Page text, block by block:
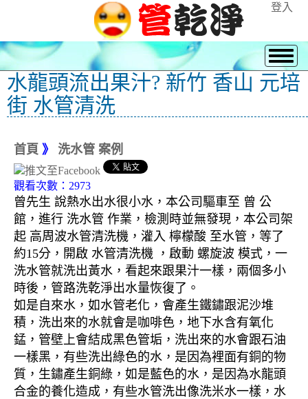
登入
水龍頭流出果汁? 新竹 香山 元培
街 水管清洗
首頁 》 洗水管 案例
觀看次數：2973
曾先生 說熱水出水很小水，本公司驅車至 曾 公
館，進行 洗水管 作業，檢測時並無發現，本公司架
起 高周波水管清洗機，灌入 檸檬酸 至水管，等了
約15分，開啟 水管清洗機 ，啟動 螺旋波 模式，一
洗水管就洗出黃水，看起來跟果汁一樣，兩個多小
時後，管路洗乾淨出水量恢復了。
如是自來水，如水管老化，會產生鐵鏽跟泥沙堆
積，洗出來的水就會是咖啡色，地下水含有氧化
錳，管壁上會結成黑色管垢，洗出來的水會跟石油
一樣黑，有些洗出綠色的水，是因為裡面有銅的物
質，生鏽產生銅綠，如是藍色的水，是因為水龍頭
合金的養化造成，有些水管洗出像洗米水一樣，水